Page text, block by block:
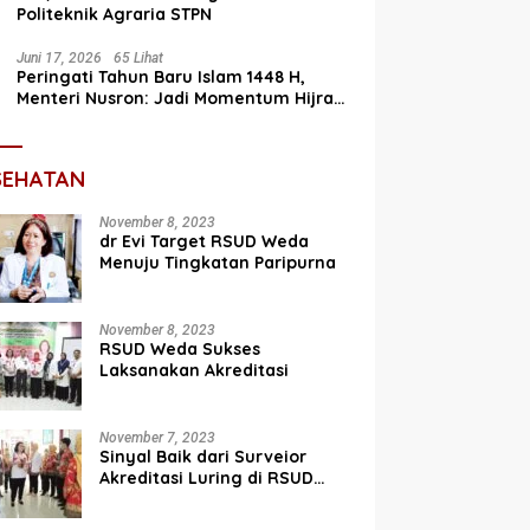
Politeknik Agraria STPN
Juni 17, 2026 65 Lihat
Peringati Tahun Baru Islam 1448 H,
Menteri Nusron: Jadi Momentum Hijrah
November 8, 2023
dr Evi Target RSUD Weda
Menuju Tingkatan Paripurna
November 8, 2023
RSUD Weda Sukses
Laksanakan Akreditasi
November 7, 2023
Sinyal Baik dari Surveior
Akreditasi Luring di RSUD